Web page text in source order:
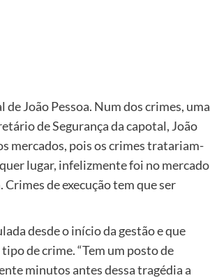
João Pessoa. Num dos crimes, uma
de Segurança da capotal, João
mercados, pois os crimes tratariam-
lugar, infelizmente foi no mercado
de execução tem que ser
desde o início da gestão e que
de crime. “Tem um posto de
minutos antes dessa tragédia a